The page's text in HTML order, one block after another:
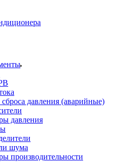
давления (аварийные)
давления
шума
производительности